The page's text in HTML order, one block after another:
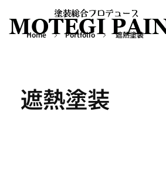
Home Portfolio 遮熱塗装
遮熱塗装